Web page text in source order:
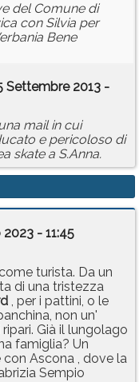
del Comune di
con Silvia per
Bene
Settembre 2013 -
mail in cui
e pericoloso di
skate a S.Anna.
- 11:45
turista. Da un
di una tristezza
, per i pattini, o le
non un'
Già il lungolago
famiglia? Un
Ascona , dove la
Sempio